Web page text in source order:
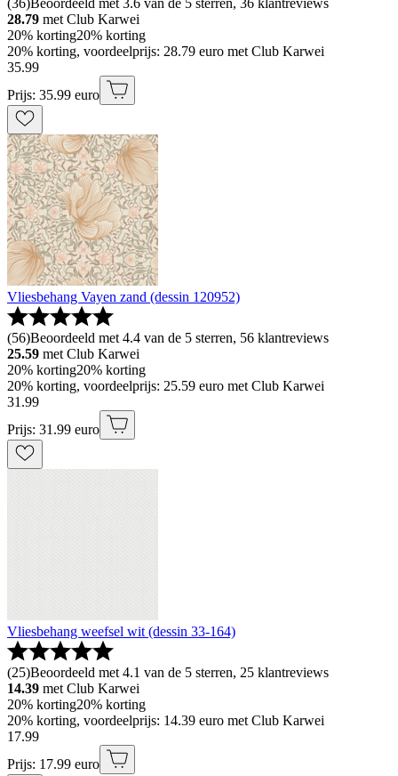
(36)Beoordeeld met 3.6 van de 5 sterren, 36 klantreviews
28.79 met Club Karwei
20% korting20% korting
20% korting, voordeelprijs: 28.79 euro met Club Karwei
35.99
Prijs: 35.99 euro
Vliesbehang Vayen zand (dessin 120952)
(56)Beoordeeld met 4.4 van de 5 sterren, 56 klantreviews
25.59 met Club Karwei
20% korting20% korting
20% korting, voordeelprijs: 25.59 euro met Club Karwei
31.99
Prijs: 31.99 euro
Vliesbehang weefsel wit (dessin 33-164)
(25)Beoordeeld met 4.1 van de 5 sterren, 25 klantreviews
14.39 met Club Karwei
20% korting20% korting
20% korting, voordeelprijs: 14.39 euro met Club Karwei
17.99
Prijs: 17.99 euro